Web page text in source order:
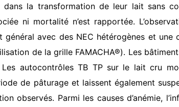
la transformation de leur lait sans
ni mortalité n’est rapportée.
général avec des NEC hétérogènes et
de la grille FAMACHA®). Les
Les autocontrôles TB TP sur le lait cru
de pâturage et laissent également
observés. Parmi les causes d’anémie,